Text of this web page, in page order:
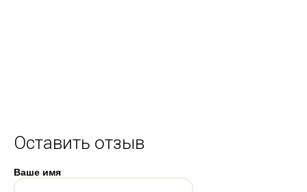
Оставить отзыв
Ваше имя